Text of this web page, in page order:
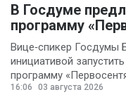
В Госдуме
программу
Вице‑спикер Госдумы
инициативой
программу
предполагает
16:06
03 августа 2026